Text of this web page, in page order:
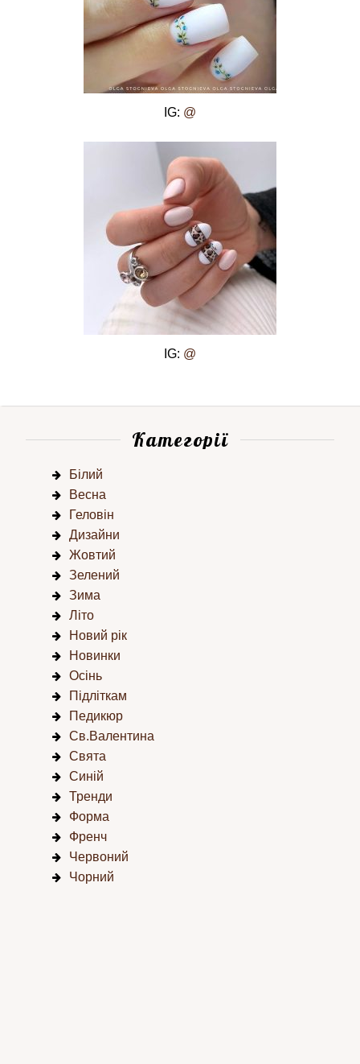
IG: @
IG: @
Категорії
Білий
Весна
Геловін
Дизайни
Жовтий
Зелений
Зима
Літо
Новий рік
Новинки
Осінь
Підліткам
Педикюр
Св.Валентина
Свята
Синій
Тренди
Форма
Френч
Червоний
Чорний